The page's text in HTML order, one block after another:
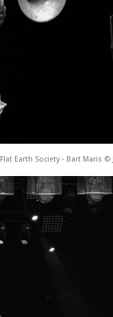
Flat Earth Society ‐ Bart Maris ©